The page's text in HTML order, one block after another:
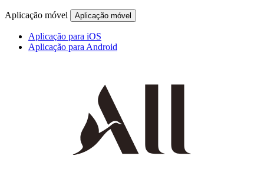
Aplicação móvel Aplicação móvel
Aplicação para iOS
Aplicação para Android